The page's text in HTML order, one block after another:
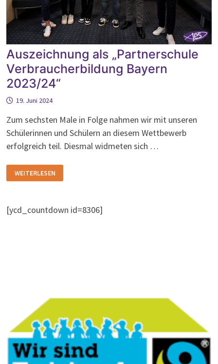
Auszeichnung als „Partnerschule
Verbraucherbildung Bayern
2023/24“
19. Juni 2024
Zum sechsten Male in Folge nahmen wir mit unseren
Schülerinnen und Schülern an diesem Wettbewerb
erfolgreich teil. Diesmal widmeten sich …
ALS
„PARTNERSCHULE
WEITERLESEN
[ycd_countdown id=8306]